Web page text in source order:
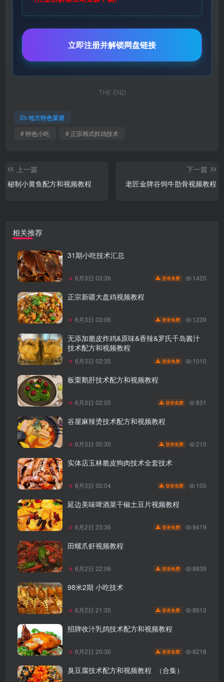
立即注册并解锁网盘链接
THE END
地方特色菜谱
# 特色小吃
# 正宗韩式炸鸡技术
上一篇
秘制小黄鱼配方和视频教程
下一篇
老匠金牌谷饲牛肋骨视频教程
相关推荐
31期小吃技术汇总
6月3日 03:36 登录免费 1420
正宗新疆大盘鸡视频教程
6月3日 03:06 登录免费 1239
无添加脆皮炸鸡&原味&香辣&罗氏千岛酱汁
技术配方和视频教程
6月3日 02:35 登录免费 1010
板栗鹅肝技术配方和视频教程
6月3日 02:05 登录免费 831
谷屋麻辣烫技术配方和视频教程
6月3日 00:35 登录免费 210
实体店玉林脆皮狗肉技术全套技术
6月3日 00:04 登录免费 100
延边美味啤酒菜干椒土豆片视频教程
6月2日 23:36 登录免费 9419
田螺爪虾视频教程
6月2日 22:06 登录免费 8839
98米2期 小吃技术
6月2日 21:35 登录免费 8613
招牌收汁乳鸽技术配方和视频教程
6月2日 20:36 登录免费 8218
臭豆腐技术配方和视频教程 （合集）